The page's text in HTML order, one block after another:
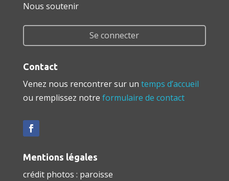
Nous soutenir
Se connecter
Contact
Venez nous rencontrer sur un temps d’accueil
ou remplissez notre formulaire de contact
Mentions légales
crédit photos : paroisse